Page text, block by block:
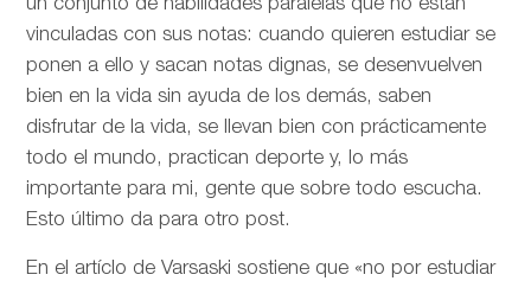
un conjunto de habilidades paralelas que no están
vinculadas con sus notas: cuando quieren estudiar se
ponen a ello y sacan notas dignas, se desenvuelven
bien en la vida sin ayuda de los demás, saben
disfrutar de la vida, se llevan bien con prácticamente
todo el mundo, practican deporte y, lo más
importante para mi, gente que sobre todo escucha.
Esto último da para otro post.
En el artíclo deVarsaski sostiene que «no por estudiar